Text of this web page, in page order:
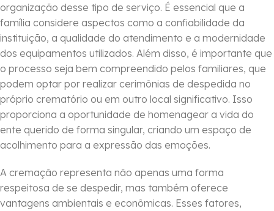
organização desse tipo de serviço. É essencial que a
família considere aspectos como a confiabilidade da
instituição, a qualidade do atendimento e a modernidade
dos equipamentos utilizados. Além disso, é importante que
o processo seja bem compreendido pelos familiares, que
podem optar por realizar cerimônias de despedida no
próprio crematório ou em outro local significativo. Isso
proporciona a oportunidade de homenagear a vida do
ente querido de forma singular, criando um espaço de
acolhimento para a expressão das emoções.
A cremação representa não apenas uma forma
respeitosa de se despedir, mas também oferece
vantagens ambientais e econômicas. Esses fatores,